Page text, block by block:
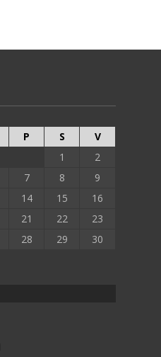
P S
V
1
2
7 8
9
14 15
16
21 22
23
28 29
30